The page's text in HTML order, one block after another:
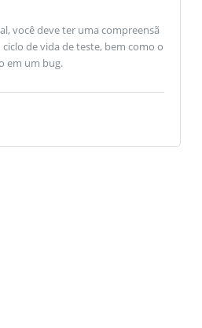
você deve ter uma compreensã
de vida de teste, bem como o
em um bug.